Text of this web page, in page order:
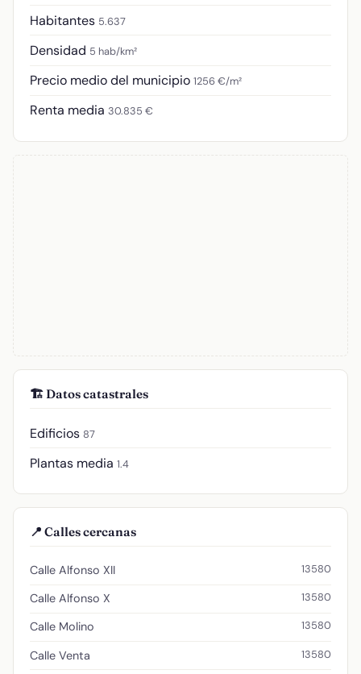
Habitantes 5.637
Densidad 5 hab/km²
Precio medio del municipio 1256 €/m²
Renta media 30.835 €
🏗️ Datos catastrales
Edificios 87
Plantas media 1.4
📍 Calles cercanas
Calle Alfonso XII 13580
Calle Alfonso X 13580
Calle Molino 13580
Calle Venta 13580